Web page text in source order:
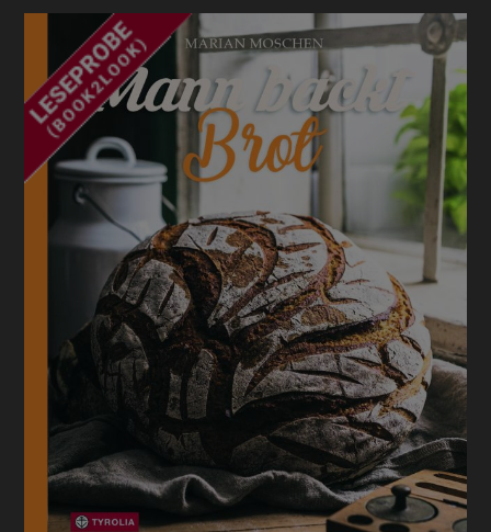
KINDER- & JUGENDBUCH
VERLAG
IDEEN & BEGLEITMATERIAL